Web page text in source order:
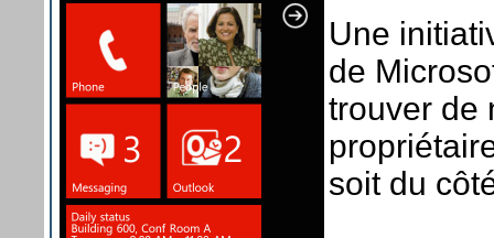
Une
de
trouver de
soit du